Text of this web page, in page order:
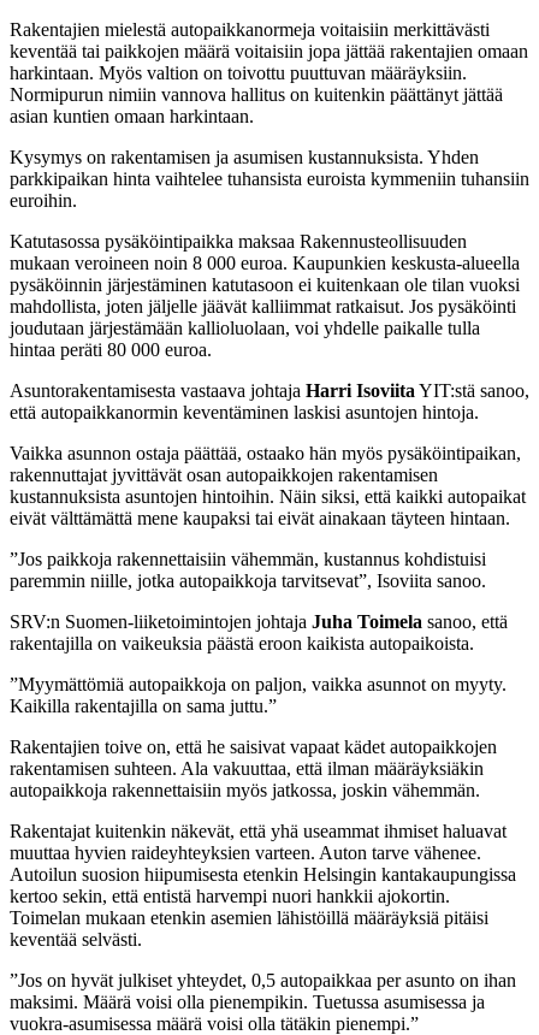
Rakentajien mielestä autopaikkanormeja voitaisiin merkittävästi
keventää tai paikkojen määrä voitaisiin jopa jättää rakentajien omaan
harkintaan. Myös valtion on toivottu puuttuvan määräyksiin.
Normipurun nimiin vannova hallitus on kuitenkin päättänyt jättää
asian kuntien omaan harkintaan.
Kysymys on rakentamisen ja asumisen kustannuksista. Yhden
parkkipaikan hinta vaihtelee tuhansista euroista kymmeniin tuhansiin
euroihin.
Katutasossa pysäköintipaikka maksaa Rakennusteollisuuden
mukaan veroineen noin 8 000 euroa. Kaupunkien keskusta-alueella
pysäköinnin järjestäminen katutasoon ei kuitenkaan ole tilan vuoksi
mahdollista, joten jäljelle jäävät kalliimmat ratkaisut. Jos pysäköinti
joudutaan järjestämään kallioluolaan, voi yhdelle paikalle tulla
hintaa peräti 80 000 euroa.
Asuntorakentamisesta vastaava johtaja Harri Isoviita YIT:stä sanoo,
että autopaikkanormin keventäminen laskisi asuntojen hintoja.
Vaikka asunnon ostaja päättää, ostaako hän myös pysäköintipaikan,
rakennuttajat jyvittävät osan autopaikkojen rakentamisen
kustannuksista asuntojen hintoihin. Näin siksi, että kaikki autopaikat
eivät välttämättä mene kaupaksi tai eivät ainakaan täyteen hintaan.
”Jos paikkoja rakennettaisiin vähemmän, kustannus kohdistuisi
paremmin niille, jotka autopaikkoja tarvitsevat”, Isoviita sanoo.
SRV:n Suomen-liiketoimintojen johtaja Juha Toimela sanoo, että
rakentajilla on vaikeuksia päästä eroon kaikista autopaikoista.
”Myymättömiä autopaikkoja on paljon, vaikka asunnot on myyty.
Kaikilla rakentajilla on sama juttu.”
Rakentajien toive on, että he saisivat vapaat kädet autopaikkojen
rakentamisen suhteen. Ala vakuuttaa, että ilman määräyksiäkin
autopaikkoja rakennettaisiin myös jatkossa, joskin vähemmän.
Rakentajat kuitenkin näkevät, että yhä useammat ihmiset haluavat
muuttaa hyvien raideyhteyksien varteen. Auton tarve vähenee.
Autoilun suosion hiipumisesta etenkin Helsingin kantakaupungissa
kertoo sekin, että entistä harvempi nuori hankkii ajokortin.
Toimelan mukaan etenkin asemien lähistöillä määräyksiä pitäisi
keventää selvästi.
”Jos on hyvät julkiset yhteydet, 0,5 autopaikkaa per asunto on ihan
maksimi. Määrä voisi olla pienempikin. Tuetussa asumisessa ja
vuokra-asumisessa määrä voisi olla tätäkin pienempi.”